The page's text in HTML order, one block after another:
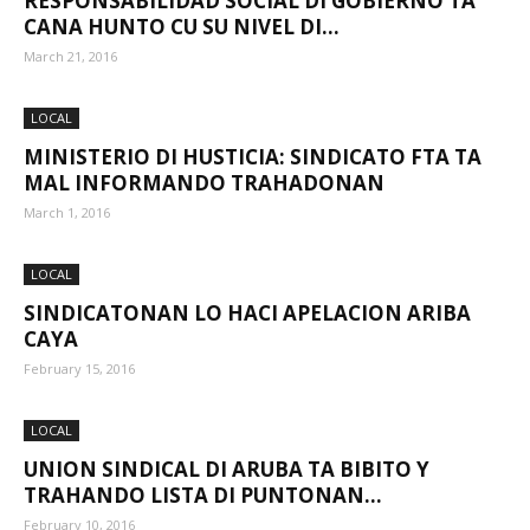
CANA HUNTO CU SU NIVEL DI...
March 21, 2016
LOCAL
MINISTERIO DI HUSTICIA: SINDICATO FTA TA
MAL INFORMANDO TRAHADONAN
March 1, 2016
LOCAL
SINDICATONAN LO HACI APELACION ARIBA
CAYA
February 15, 2016
LOCAL
UNION SINDICAL DI ARUBA TA BIBITO Y
TRAHANDO LISTA DI PUNTONAN...
February 10, 2016